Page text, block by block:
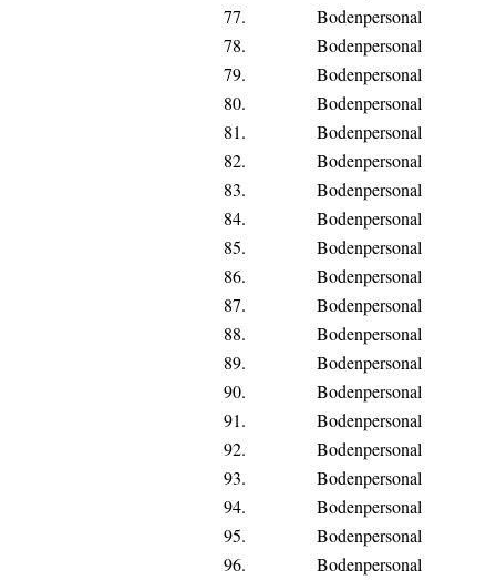
77.
Bodenpersonal
78.
Bodenpersonal
79.
Bodenpersonal
80.
Bodenpersonal
81.
Bodenpersonal
82.
Bodenpersonal
83.
Bodenpersonal
84.
Bodenpersonal
85.
Bodenpersonal
86.
Bodenpersonal
87.
Bodenpersonal
88.
Bodenpersonal
89.
Bodenpersonal
90.
Bodenpersonal
91.
Bodenpersonal
92.
Bodenpersonal
93.
Bodenpersonal
94.
Bodenpersonal
95.
Bodenpersonal
96.
Bodenpersonal